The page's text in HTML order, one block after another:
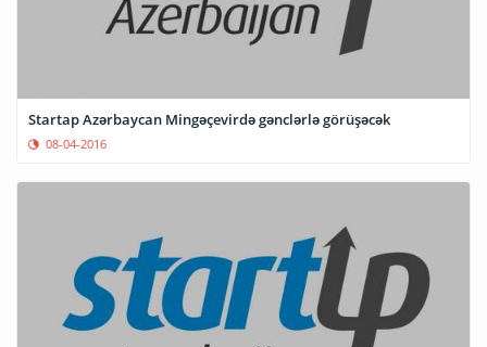
Startap Azərbaycan Mingəçevirdə gənclərlə görüşəcək
08-04-2016